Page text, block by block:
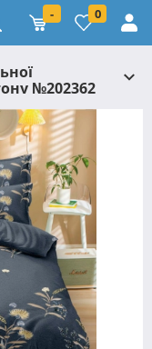
- 0
№202362